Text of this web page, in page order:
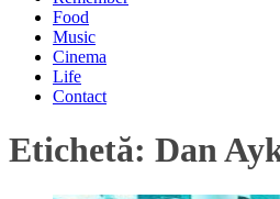
Food
Music
Cinema
Life
Contact
Etichetă: Dan